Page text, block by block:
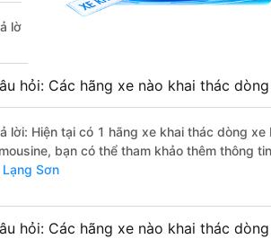
lời: Hiện tại chưa có nhà xe nào có loại xe
hỏi: Các hãng xe nào khai thác
lời: Hiện tại có 1 hãng xe khai thác dòng
bạn có thể tham khảo thêm thông
Sơn
hỏi: Các hãng xe nào khai thác